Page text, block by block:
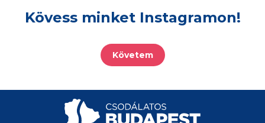
Kövess minket Instagramon!
Követem